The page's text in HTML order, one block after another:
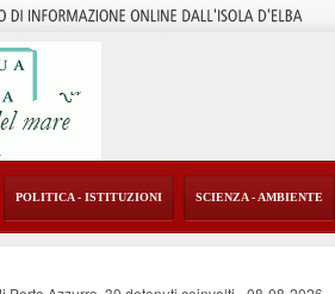
POLITICA - ISTITUZIONI SCIENZA - AMBIENTE